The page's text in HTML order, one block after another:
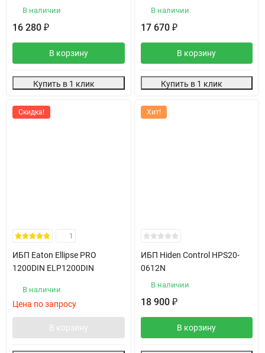
В наличии
16 280 ₽
В корзину
Купить в 1 клик
В наличии
17 670 ₽
В корзину
Купить в 1 клик
Скидка!
1
ИБП Eaton Ellipse PRO
1200DIN ELP1200DIN
В наличии
Цена по запросу
В корзину
Хит!
ИБП Hiden Control HPS20-
0612N
В наличии
18 900 ₽
В корзину